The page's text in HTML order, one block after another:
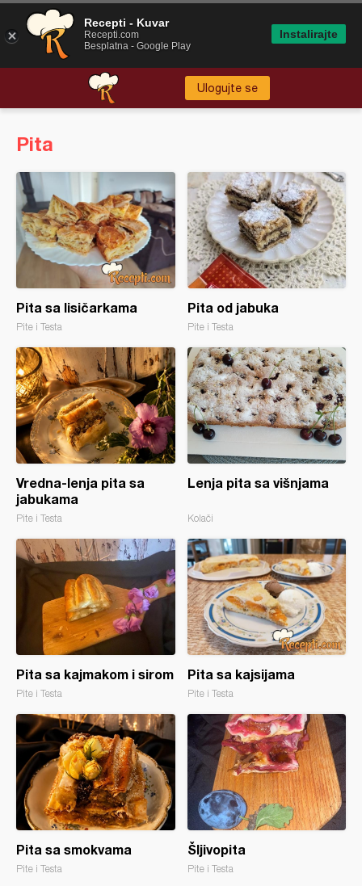
Ulogujte se
Pita
Pita sa lisičarkama
Pite i Testa
Pita od jabuka
Pite i Testa
Vredna-lenja pita sa
jabukama
Pite i Testa
Lenja pita sa višnjama
Kolači
Pita sa kajmakom i sirom
Pite i Testa
Pita sa kajsijama
Pite i Testa
Pita sa smokvama
Pite i Testa
Šljivopita
Pite i Testa
Recepti - Kuvar
Recepti.com
Besplatna - Google Play
Instalirajte